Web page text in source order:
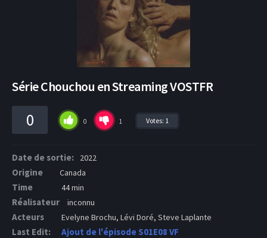
Série Chouchou en Streaming VOSTFR
0 0 1 Votes: 1
Date de sortie: 2022
Origine Canada
Time 44 min
Réalisateur inconnu
Acteurs Evelyne Brochu, Lévi Doré, Steve Laplante
Last Edit: Ajout de l'épisode S01E08 VF